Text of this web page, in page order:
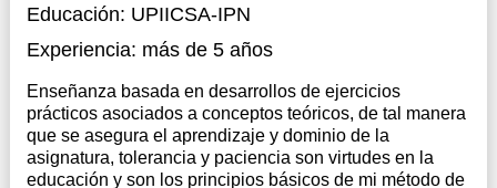
Educación: UPIICSA-IPN
Experiencia: más de 5 años
Enseñanza basada en desarrollos de ejercicios
prácticos asociados a conceptos teóricos, de tal manera
que se asegura el aprendizaje y dominio de la
asignatura, tolerancia y paciencia son virtudes en la
educación y son los principios básicos de mi método de